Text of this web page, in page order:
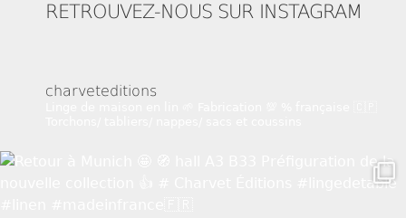
RETROUVEZ-NOUS SUR INSTAGRAM
charveteditions